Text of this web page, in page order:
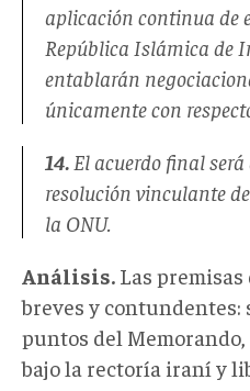
aplicación continua de
República Islámica de
entablarán
únicamente con
14. El acuerdo final
resolución vinculante
la ONU.
Análisis. Las
breves y contundentes:
puntos del
bajo la rectoría iraní y